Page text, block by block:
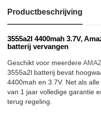
Productbeschrijving
3555a2l 4400mah 3.7V,
batterij vervangen
Geschikt voor meerdere
3555a2l batterij bevat
4400mah en 3.7V. Net als
van 1 jaar volledige garantie
terug regeling.